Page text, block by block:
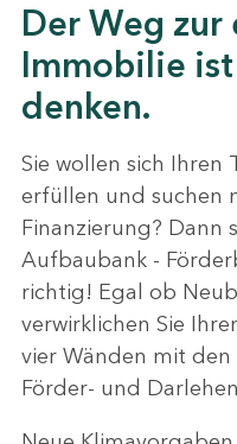
Der Weg zur
Immobilie
denken.
Sie wollen sich Ihren
erfüllen und suchen
Finanzierung? Dann
Aufbaubank -
richtig! Egal ob
verwirklichen Sie
vier Wänden mit den
Förder- und